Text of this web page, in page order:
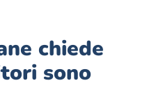
chiede
sono